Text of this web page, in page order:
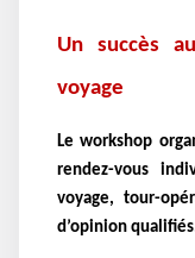
Un succès
voyage
Le workshop
rendez-vous
voyage, tour-
d’opinion